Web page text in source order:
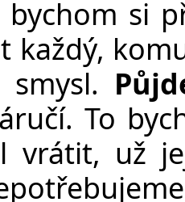
bychom si
každý,
To
vrátit, už